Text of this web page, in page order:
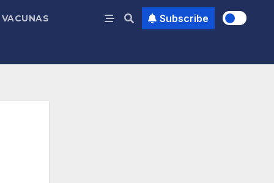
VACUNAS Subscribe